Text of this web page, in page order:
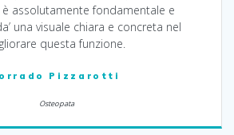
è assolutamente fondamentale e
una visuale chiara e concreta nel
questa funzione.
Pizzarotti
Osteopata